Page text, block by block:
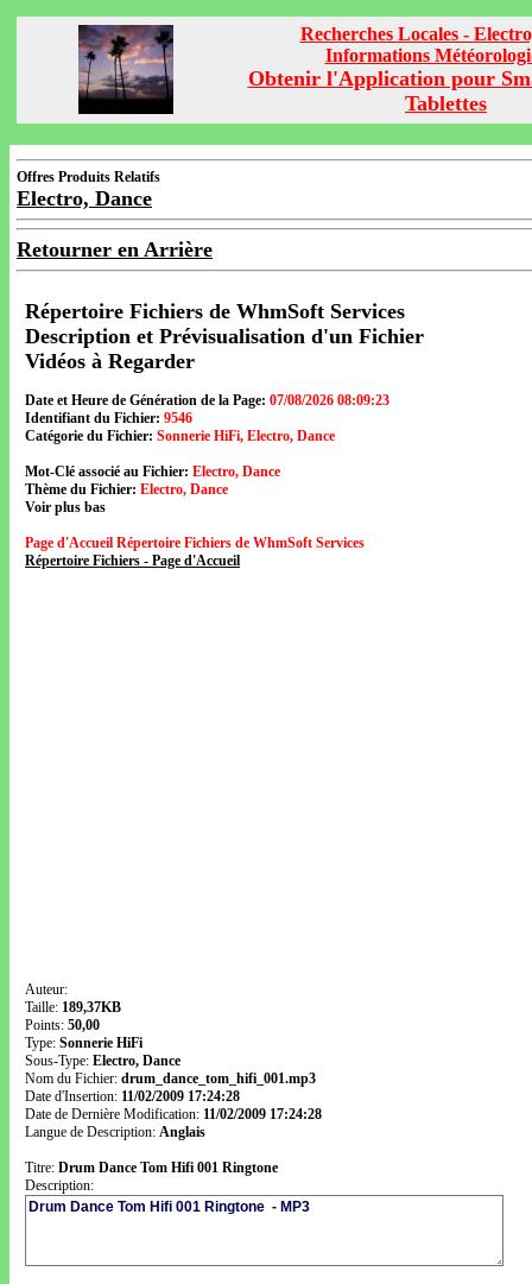
Recherches Locales -
Informations
Obtenir l'Application pour
Tablettes
Offres Produits Relatifs
Electro, Dance
Retourner en Arrière
Répertoire Fichiers de WhmSoft Services
Description et Prévisualisation d'un Fichier
Vidéos à Regarder
Date et Heure de Génération de la Page: 07/08/2026 08:09:23
Identifiant du Fichier: 9546
Catégorie du Fichier: Sonnerie HiFi, Electro, Dance
Mot-Clé associé au Fichier: Electro, Dance
Thème du Fichier: Electro, Dance
Voir plus bas
Page d'Accueil Répertoire Fichiers de WhmSoft Services
Répertoire Fichiers - Page d'Accueil
Auteur:
Taille: 189,37KB
Points: 50,00
Type: Sonnerie HiFi
Sous-Type: Electro, Dance
Nom du Fichier: drum_dance_tom_hifi_001.mp3
Date d'Insertion: 11/02/2009 17:24:28
Date de Dernière Modification: 11/02/2009 17:24:28
Langue de Description: Anglais
Titre: Drum Dance Tom Hifi 001 Ringtone
Description: